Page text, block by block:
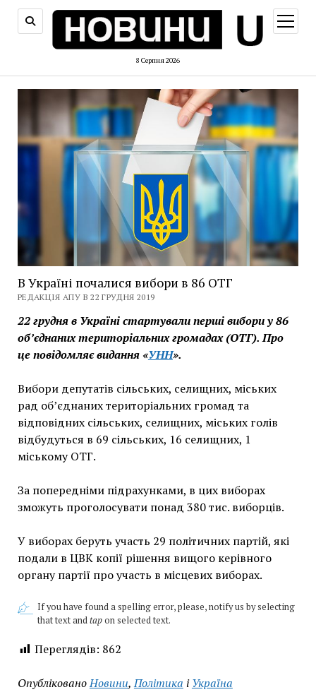
8 Серпня 2026
меню
В Україні почалися вибори в 86 ОТГ
РЕДАКЦІЯ АПУ В 22 ГРУДНЯ 2019
22 грудня в Україні стартували перші вибори у 86
об’єднаних територіальних громадах (ОТГ). Про
це повідомляє видання «УНН».
Вибори депутатів сільських, селищних, міських
рад об’єднаних територіальних громад та
відповідних сільських, селищних, міських голів
відбудуться в 69 сільських, 16 селищних, 1
міському ОТГ.
За попередніми підрахунками, в цих виборах
зможуть проголосувати понад 380 тис. виборців.
У виборах беруть участь 29 політичних партій, які
подали в ЦВК копії рішення вищого керівного
органу партії про участь в місцевих виборах.
If you have found a spelling error, please, notify us by selecting
that text andtapon selected text.
Переглядів: 862
ОпублікованоНовини,Політика іУкраїна